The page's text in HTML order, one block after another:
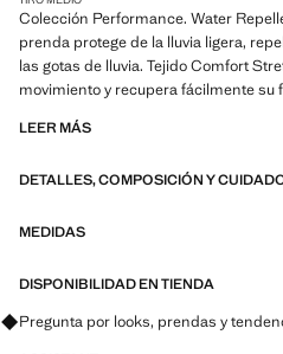
Colección Performance. Water
prenda protege de la lluvia ligera,
las gotas de lluvia. Tejido Comfort
movimiento y recupera fácilmente su
de ribete en la parte delantera.
fibras técnicas. Esta selección ofrece
fácil planchado, termorreguladores,
y Confort
LEER MÁS
DETALLES, COMPOSICIÓN Y
MEDIDAS
DISPONIBILIDAD EN TIENDA
Pregunta por looks, prendas y